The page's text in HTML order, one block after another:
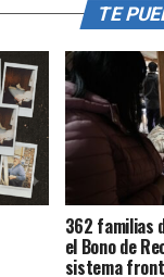
TE
362 familias
el Bono de
sistema